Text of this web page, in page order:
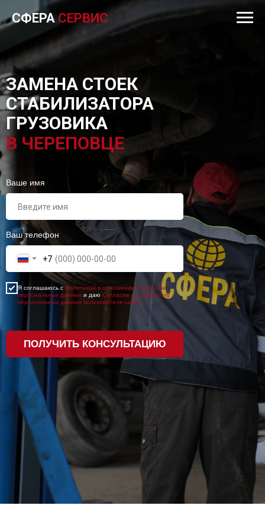
СФЕРАСЕРВИС
ЗАМЕНА СТОЕК
СТАБИЛИЗАТОРА
ГРУЗОВИКА
В ЧЕРЕПОВЦЕ
Ваше имя
Ваш телефон
+7
Я соглашаюсь с Политикой в отношении обработки
персональных данных и даю Согласие на обработку
персональных данных пользователя сайта
ПОЛУЧИТЬ КОНСУЛЬТАЦИЮ